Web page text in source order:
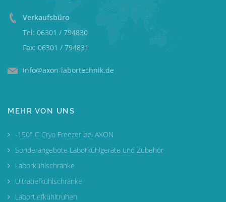
Verkaufsbüro
Tel: 06301 / 794830
Fax: 06301 / 794831
info@axon-labortechnik.de
MEHR VON UNS
-150° C Cryo Freezer bei AXON
Sonderangebote Laborkühlgeräte und Zubehör
Laborkühlschränke
Ultratiefkühlschränke
Labortiefkühltruhen